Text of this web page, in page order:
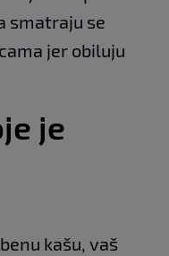
smatraju se
jer obiluju
je
kašu, vaš